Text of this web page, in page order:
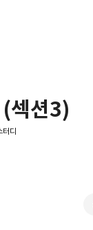
섹션3)
디